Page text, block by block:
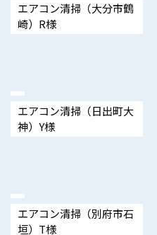
エアコン清掃（大分市鶴
崎）R様
エアコン清掃（日出町大
神）Y様
エアコン清掃（別府市石
垣）T様